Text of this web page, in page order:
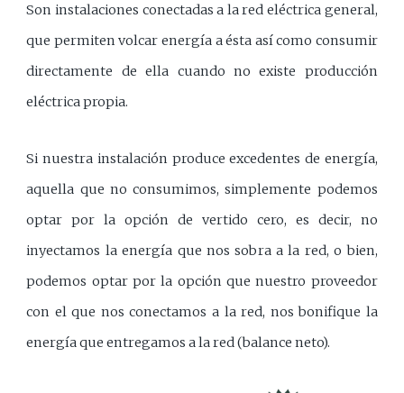
Son instalaciones conectadas a la red eléctrica general,
que permiten volcar energía a ésta así como consumir
directamente de ella cuando no existe producción
eléctrica propia.
Si nuestra instalación produce excedentes de energía,
aquella que no consumimos, simplemente podemos
optar por la opción de vertido cero, es decir, no
inyectamos la energía que nos sobra a la red, o bien,
podemos optar por la opción que nuestro proveedor
con el que nos conectamos a la red, nos bonifique la
energía que entregamos a la red (balance neto).